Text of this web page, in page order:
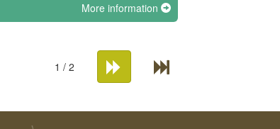
More information
1 / 2